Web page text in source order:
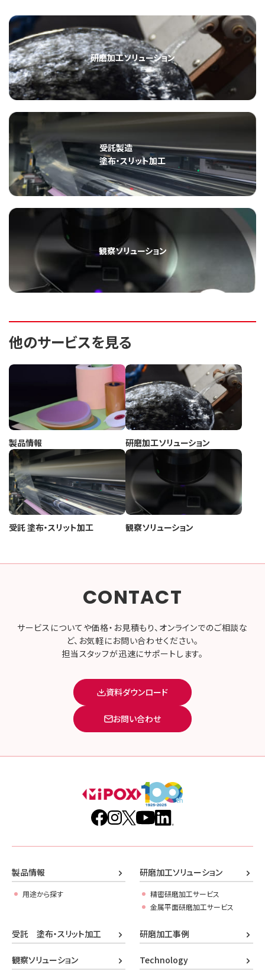
研磨加工ソリューション
受託製造
塗布・スリット加工
観察ソリューション
他のサービスを見る
製品情報 研磨加工ソリューション
受託 塗布・スリット加工 観察ソリューション
CONTACT
サービスについてや価格・お見積もり、オンラインでのご相談な
ど、お気軽にお問い合わせください。
担当スタッフが迅速にサポートします。
資料ダウンロード
お問い合わせ
製品情報
用途から探す
研磨加工ソリューション
精密研磨加工サービス
金属平面研磨加工サービス
受託 塗布・スリット加工
観察ソリューション
研磨加工事例
Technology